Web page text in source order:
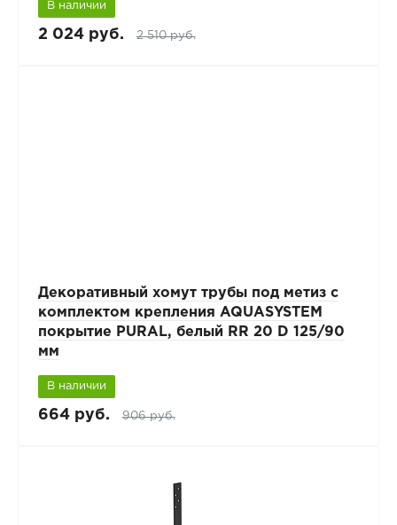
В наличии
2 024 руб. 2 510 руб.
Декоративный хомут трубы под метиз с
комплектом крепления AQUASYSTEM
покрытие PURAL, белый RR 20 D 125/90
мм
В наличии
664 руб. 906 руб.